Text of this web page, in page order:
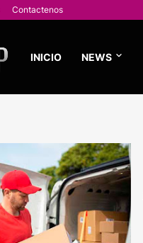
Contactenos
INICIO NEWS